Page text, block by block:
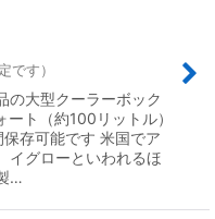
です）
の大型クーラーボック
ト（約100リットル）
存可能です 米国でア
イグローといわれるほ
…